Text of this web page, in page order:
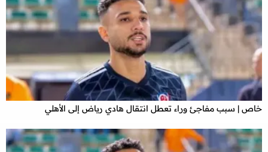
خاص | سبب مفاجئ وراء تعطل انتقال هادي رياض إلى الأهلي